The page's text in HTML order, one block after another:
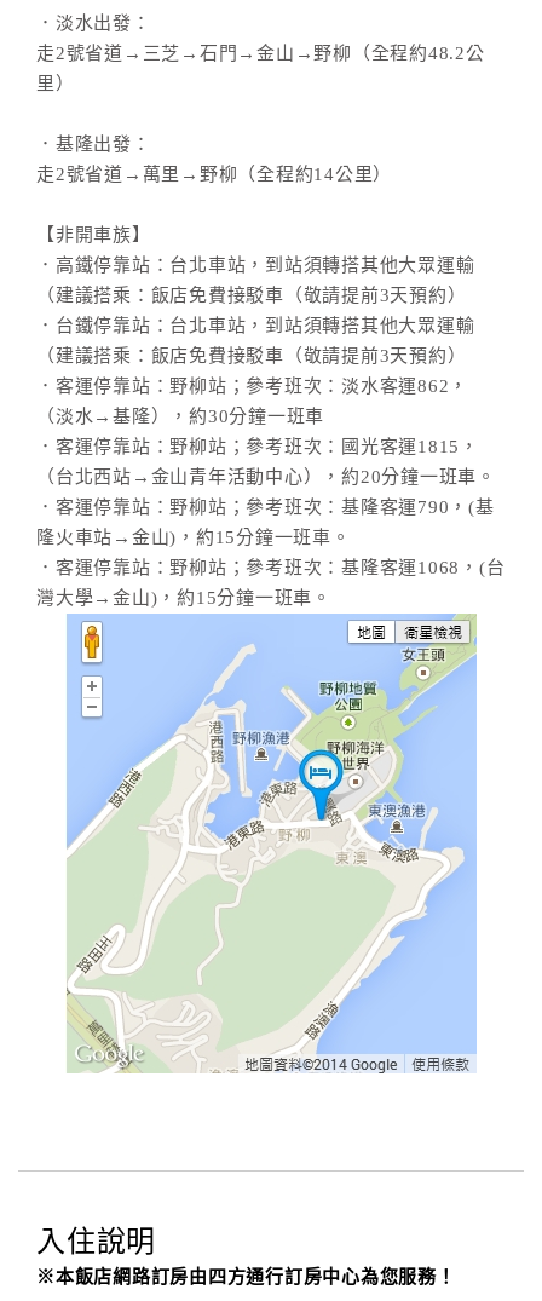
．淡水出發：
走2號省道→三芝→石門→金山→野柳（全程約48.2公
里）
．基隆出發：
走2號省道→萬里→野柳（全程約14公里）
【非開車族】
．高鐵停靠站：台北車站，到站須轉搭其他大眾運輸
（建議搭乘：飯店免費接駁車（敬請提前3天預約）
．台鐵停靠站：台北車站，到站須轉搭其他大眾運輸
（建議搭乘：飯店免費接駁車（敬請提前3天預約）
．客運停靠站：野柳站；參考班次：淡水客運862，
（淡水→基隆），約30分鐘一班車
．客運停靠站：野柳站；參考班次：國光客運1815，
（台北西站→金山青年活動中心），約20分鐘一班車。
．客運停靠站：野柳站；參考班次：基隆客運790，(基
隆火車站→金山)，約15分鐘一班車。
．客運停靠站：野柳站；參考班次：基隆客運1068，(台
灣大學→金山)，約15分鐘一班車。
入住說明
※本飯店網路訂房由四方通行訂房中心為您服務！